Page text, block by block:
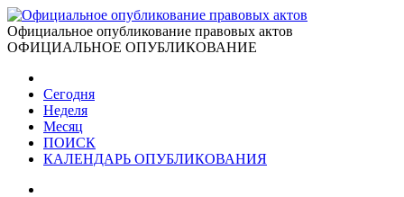
Официальное опубликование правовых актов
ОФИЦИАЛЬНОЕ ОПУБЛИКОВАНИЕ
Сегодня
Неделя
Месяц
ПОИСК
КАЛЕНДАРЬ ОПУБЛИКОВАНИЯ